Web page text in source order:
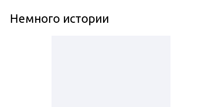
Немного истории